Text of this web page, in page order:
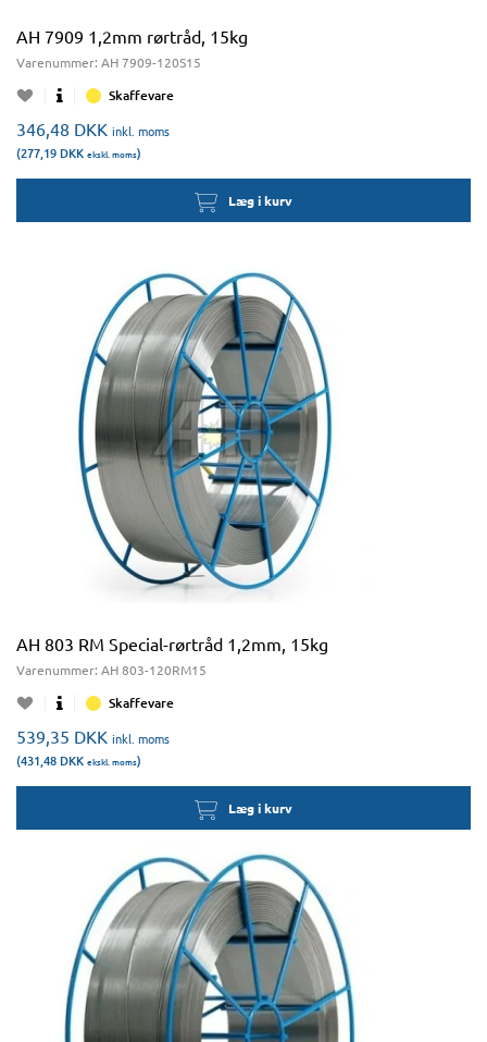
AH 7909 1,2mm rørtråd, 15kg
Varenummer: AH 7909-120S15
Skaffevare
346,48 DKK inkl. moms
(277,19 DKK ekskl. moms)
Læg i kurv
AH 803 RM Special-rørtråd 1,2mm, 15kg
Varenummer: AH 803-120RM15
Skaffevare
539,35 DKK inkl. moms
(431,48 DKK ekskl. moms)
Læg i kurv